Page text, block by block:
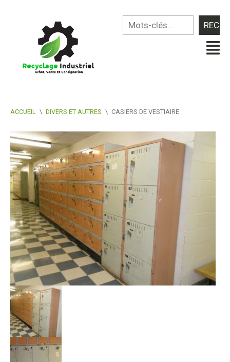
ACCUEIL \ DIVERS ET AUTRES \ CASIERS DE VESTIAIRE